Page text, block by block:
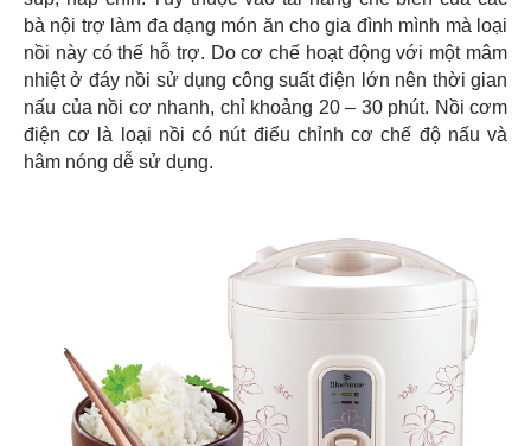
bà nội trợ làm đa dạng món ăn cho gia đình mình mà loại
nồi này có thế hỗ trợ. Do cơ chế hoạt động với một mâm
nhiệt ở đáy nồi sử dụng công suất điện lớn nên thời gian
nấu của nồi cơ nhanh, chỉ khoảng 20 – 30 phút. Nồi cơm
điện cơ là loại nồi có nút điểu chỉnh cơ chế độ nấu và
hâm nóng dễ sử dụng.